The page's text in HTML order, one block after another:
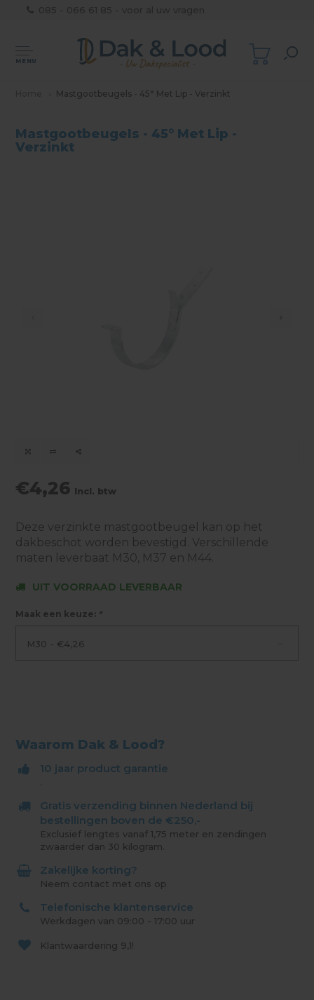
MENU
Mastgootbeugels - 45° Met Lip - Verzinkt
Mastgootbeugels - 45° Met Lip -
Verzinkt
€4,26 Incl. btw
Deze verzinkte mastgootbeugel kan op het
dakbeschot worden bevestigd. Verschillende
maten leverbaat M30, M37 en M44.
UIT VOORRAAD LEVERBAAR
Maak een keuze: *
M30 - €4,26
Waarom Dak & Lood?
10 jaar product garantie
.
Gratis verzending binnen Nederland bij
bestellingen boven de €250,-
Exclusief lengtes vanaf 1,75 meter en zendingen
zwaarder dan 30 kilogram.
Zakelijke korting?
Neem contact met ons op
Telefonische klantenservice
Werkdagen van 09:00 - 17:00 uur
Klantwaardering 9,1!